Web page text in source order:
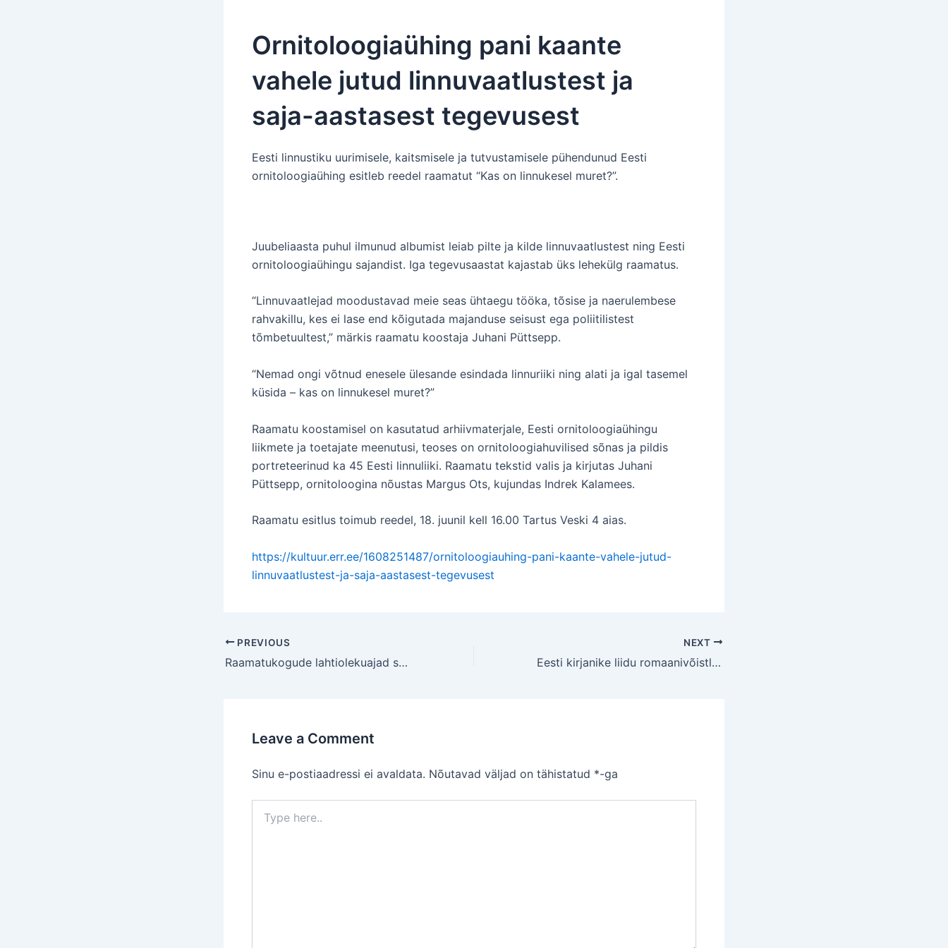
Ornitoloogiaühing pani kaante
vahele jutud linnuvaatlustest ja
saja-aastasest tegevusest
Eesti linnustiku uurimisele, kaitsmisele ja tutvustamisele pühendunud Eesti
ornitoloogiaühing esitleb reedel raamatut “Kas on linnukesel muret?”.
Juubeliaasta puhul ilmunud albumist leiab pilte ja kilde linnuvaatlustest ning Eesti
ornitoloogiaühingu sajandist. Iga tegevusaastat kajastab üks lehekülg raamatus.
“Linnuvaatlejad moodustavad meie seas ühtaegu tööka, tõsise ja naerulembese
rahvakillu, kes ei lase end kõigutada majanduse seisust ega poliitilistest
tõmbetuultest,” märkis raamatu koostaja Juhani Püttsepp.
“Nemad ongi võtnud enesele ülesande esindada linnuriiki ning alati ja igal tasemel
küsida – kas on linnukesel muret?”
Raamatu koostamisel on kasutatud arhiivmaterjale, Eesti ornitoloogiaühingu
liikmete ja toetajate meenutusi, teoses on ornitoloogiahuvilised sõnas ja pildis
portreteerinud ka 45 Eesti linnuliiki. Raamatu tekstid valis ja kirjutas Juhani
Püttsepp, ornitoloogina nõustas Margus Ots, kujundas Indrek Kalamees.
Raamatu esitlus toimub reedel, 18. juunil kell 16.00 Tartus Veski 4 aias.
https://kultuur.err.ee/1608251487/ornitoloogiauhing-pani-kaante-vahele-jutud-
linnuvaatlustest-ja-saja-aastasest-tegevusest
Post
navigation
PREVIOUS
Raamatukogude lahtiolekuajad suvekuudel
NEXT
Eesti kirjanike liidu romaanivõistlusel anti välja kaks esikohta
Leave a Comment
Sinu e-postiaadressi ei avaldata. Nõutavad väljad on tähistatud *-ga
here..